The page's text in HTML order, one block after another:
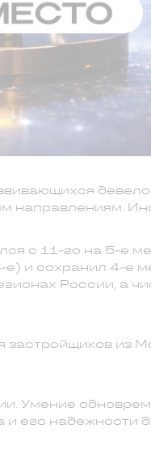
направлениям.
с 11-го на 5-е
и сохранил 4-е
России, а
из
Умение
его надежности